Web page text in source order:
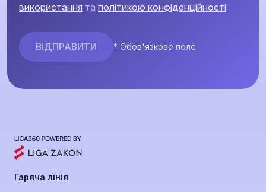
використання та політикою конфіденційності
* Обов'язкове поле
Гаряча лінія